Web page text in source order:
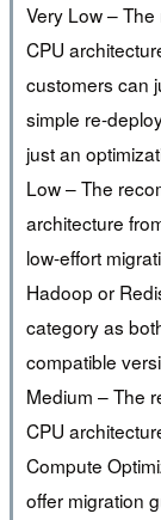
Very Low –
CPU
customers can
simple re-
just an
Low – The
architecture
low-effort
Hadoop or
category as
compatible
Medium – The
CPU
Compute
offer migration